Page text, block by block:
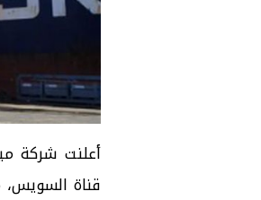
أعلنت شركة
قناة